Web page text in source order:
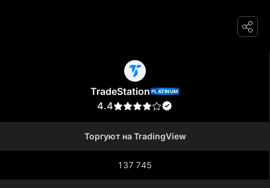
TradeStation PLATINUM
4.4
Торгуют на TradingView
137 745